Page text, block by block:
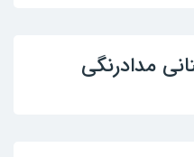
مدادرنگی